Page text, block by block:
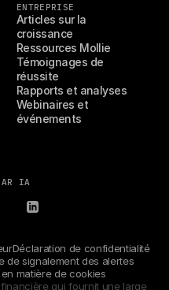
ENTREPRISE
Articles sur la
croissance
Ressources Mollie
Témoignages de
réussite
Rapports et analyses
Webinaires et
événements
IA
Déclaration de confidentialité
de signalement des alertes
matière de cookies
qui fournit une large